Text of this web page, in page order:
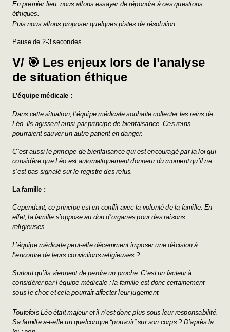
En premier lieu, nous allons essayer de répondre à ces questions
éthiques.
Puis nous allons proposer quelques pistes de résolution.
Pause de 2-3 secondes.
V/ 🎯 Les enjeux lors de l’analyse
de situation éthique
L’équipe médicale :
Dans cette situation, l’équipe médicale souhaite collecter les reins de
Léo. Ils agissent ainsi par principe de bienfaisance. Ces reins
pourraient sauver un autre patient en danger.
C’est aussi le principe de bienfaisance qui est encouragé par la loi qui
considère que Léo est automatiquement donneur du moment qu’il ne
s’est pas signalé sur le registre des refus.
La famille :
Cependant, ce principe est en conflit avec la volonté de la famille. En
effet, la famille s’oppose au don d’organes pour des raisons
religieuses.
L’équipe médicale peut-elle décemment imposer une décision à
l’encontre de leurs convictions religieuses ?
Surtout qu’ils viennent de perdre un proche. C’est un facteur à
considérer par l’équipe médicale : la famille est donc certainement
sous le choc et cela pourrait affecter leur jugement.
Toutefois Léo était majeur et il n’est donc plus sous leur responsabilité.
Sa famille a-t-elle un quelconque “pouvoir” sur son corps ? D’après la